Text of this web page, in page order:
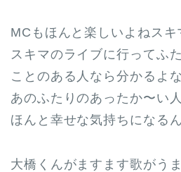
MCもほんと楽しいよねスキ
スキマのライブに行ってふ
ことのある人なら分かるよな
あのふたりのあったか〜い人
ほんと幸せな気持ちになる
大橋くんがますます歌がう